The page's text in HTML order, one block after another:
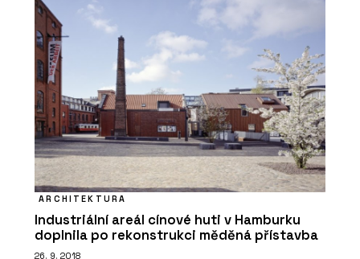
ARCHITEKTURA
Industriální areál cínové huti v Hamburku
doplnila po rekonstrukci měděná přístavba
26. 9. 2018